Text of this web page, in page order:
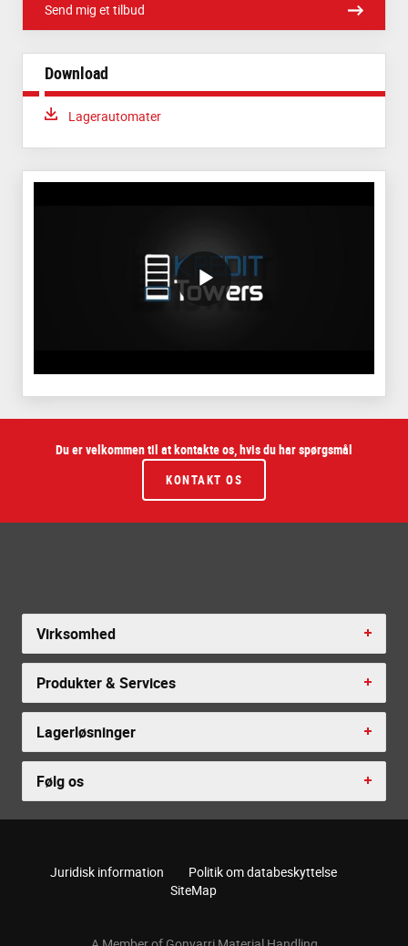
Send mig et tilbud
Download
Download:
Lagerautomater
/block/textandmediablock/
Du er velkommen til at kontakte os, hvis du har spørgsmål
KONTAKT OS
Virksomhed
Produkter & Services
Lagerløsninger
Følg os
Juridisk information
Politik om databeskyttelse
SiteMap